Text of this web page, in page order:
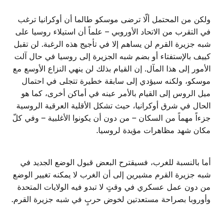
ولكن من المحتمل ألّا ترضى موسكو طالما أن أوكرانيا ترغب
في التقرب من الاتحاد الأوروبي – علماً أن استيلاء روسيا على
شبه جزيرة القرم لن يساهم إلا في تأجيج هذه الرغبة. لن تقبل
كييف بالإستفتاء أو بضم شبه الجزيرة إلى روسيا في حال آلت
الأمور إلى هذا المآل. إن القيام بذلك لن ينهي النزاع الأوسع مع
موسكو، ولكنه سيؤدي إلى سابقة خطيرة تتجلى في احتمال
ميل الروس إلى القيام بالأمر عينه في أماكن أخرى، كما هو
الحال في شرق أوكرانيا، حيث تشكل الأقلية العرقية الروسية
جزءاً مهماً من السكان – من دون أن يكونوا الأغلبية – وفي كلّ
مكان شهد مظاهرات مؤيدة لروسيا.
أما بالنسبة للغرب، فسيقترح البعض قبول الوضع الجديد في
شبه جزيرة القرم مشيرين إلى أن الغرب لا يمكنه تغيير الوضع
من دون عمل عسكري في وقتٍ لا تبدو فيه الولايات المتحدة
وأوروبا بصراحة مستعدتين لخوض حربٍ في شبه جزيرة القرم.